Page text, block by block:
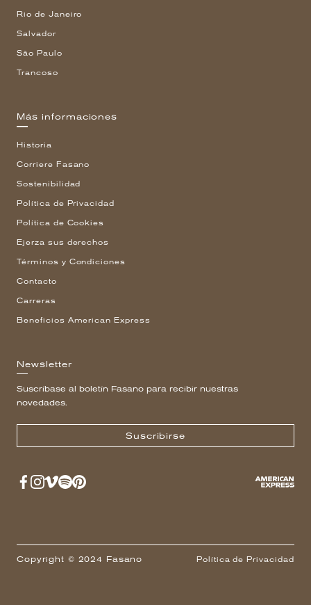
Rio de Janeiro
Salvador
São Paulo
Trancoso
Más informaciones
Historia
Corriere Fasano
Sostenibilidad
Política de Privacidad
Política de Cookies
Ejerza sus derechos
Términos y Condiciones
Contacto
Carreras
Beneficios American Express
Newsletter
Suscríbase al boletín Fasano para recibir nuestras
novedades.
Suscribirse
Copyright © 2024 Fasano Política de Privacidad